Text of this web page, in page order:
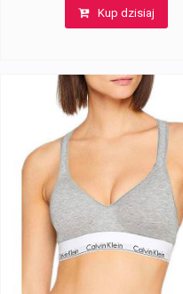
wynosiła:
Kup dzisiaj